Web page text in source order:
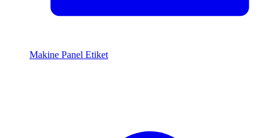
Makine Panel Etiket